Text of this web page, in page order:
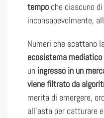
tempo che ciascuno
inconsapevolmente,
Numeri che scattano
ecosistema mediatico
un ingresso in un
viene filtrato da
merita di emergere,
all’asta per catturare